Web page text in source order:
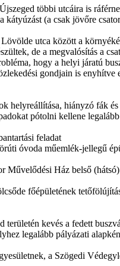
többi utcáira is
kátyúzást (a csak jövőre
utca között a
de a megvalósítás a
hogy a helyi járatú
gondjain is enyhítve
helyreállítása, hiányzó fák
pótolni kellene
feladat
óvoda műemlék-jellegű
Művelődési Ház belső
főépületének
területén kevés a fedett
legalább pályázati
a Szögedi